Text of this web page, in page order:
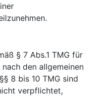
§ 7 Abs.1 TMG für
den allgemeinen
8 bis 10 TMG sind
verpflichtet,